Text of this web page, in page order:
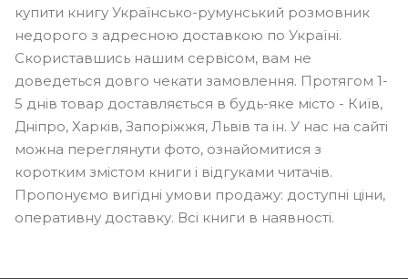
купити книгу Українсько-румунський розмовник
недорого з адресною доставкою по Україні.
Скориставшись нашим сервісом, вам не
доведеться довго чекати замовлення. Протягом 1-
5 днів товар доставляється в будь-яке місто - Київ,
Дніпро, Харків, Запоріжжя, Львів та ін. У нас на сайті
можна переглянути фото, ознайомитися з
коротким змістом книги і відгуками читачів.
Пропонуємо вигідні умови продажу: доступні ціни,
оперативну доставку. Всі книги в наявності.